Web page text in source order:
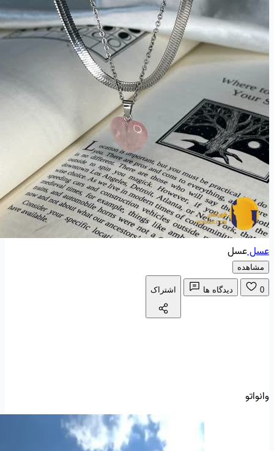
عسلعسل
مشاهده
0 دیدگاه ها اشتراک
وانواتو